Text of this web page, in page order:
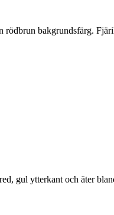
bakgrundsfärg.
gul ytterkant och äter